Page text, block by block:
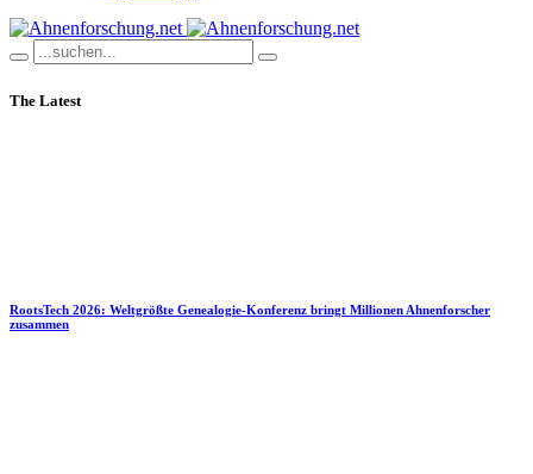
The Latest
RootsTech 2026: Weltgrößte Genealogie-Konferenz bringt Millionen Ahnenforscher
zusammen